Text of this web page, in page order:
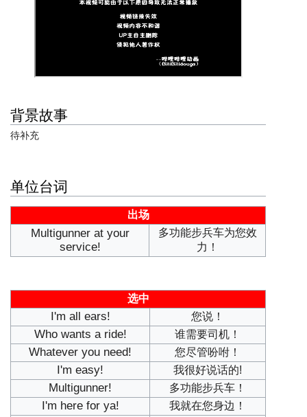
背景故事
待补充
单位台词
出场
Multigunner at your
service!
多功能步兵车为您效
力！
选中
I'm all ears! 您说！
Who wants a ride! 谁需要司机！
Whatever you need! 您尽管吩咐！
I'm easy! 我很好说话的!
Multigunner! 多功能步兵车！
I'm here for ya! 我就在您身边！